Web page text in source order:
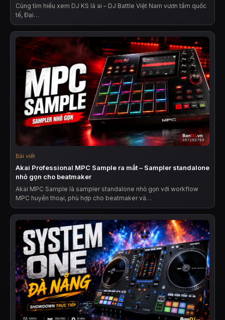
Cùng tìm hiểu xem DJ KS là ai – DJ Battle Việt Nam vươn tầm quốc
tế, Đại…
Bài viết
Akai Professional MPC Sample ra mắt – Sampler standalone
nhỏ gọn cho beatmaker
Akai MPC Sample là sampler standalone nhỏ gọn với workflow
MPC huyền thoại, phù hợp cho beatmaker và…